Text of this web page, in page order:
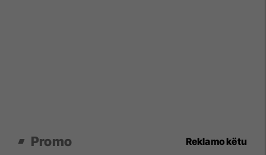
Promo Reklamo këtu